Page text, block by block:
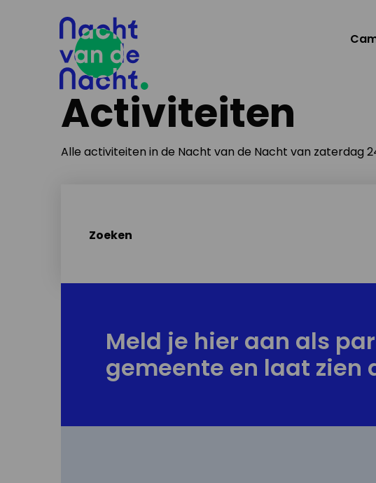
Activiteiten
Alle activiteiten in de Nacht van de Nacht van zaterdag
Zoeken
Meld je hier aan als
gemeente en laat zien